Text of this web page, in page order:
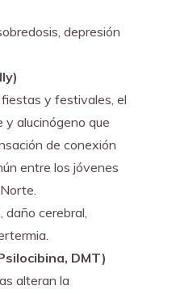
depresión
fiestas y festivales, el
alucinógeno que
de conexión
entre los jóvenes
daño cerebral,
DMT)
alteran la